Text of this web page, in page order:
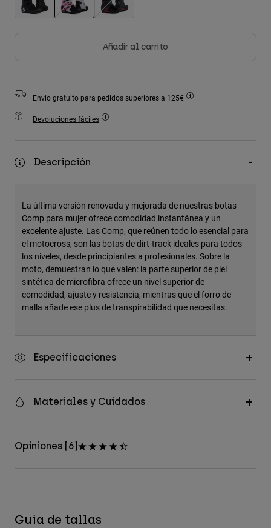
Accesorios
Ver todo
Añadir al carrito
Envío gratuito para pedidos superiores a 125€
Devoluciones fáciles
Descripción
La última versión renovada y mejorada de nuestras botas
Comp para mujer ofrece comodidad instantánea y un
excelente ajuste. Las Comp, que reúnen todo lo esencial para
el motocross, son las botas de dirt-track ideales para todos
los niveles, desde principiantes a profesionales. Sobre la
moto, demuestran lo que valen: la parte superior de piel
sintética de microfibra ofrece un nivel superior de
comodidad, ajuste y resistencia, mientras que el forro de
malla añade ese plus de transpirabilidad que necesitas.
Especificaciones
Materiales y Cuidados
Opiniones [6]
Guía de tallas